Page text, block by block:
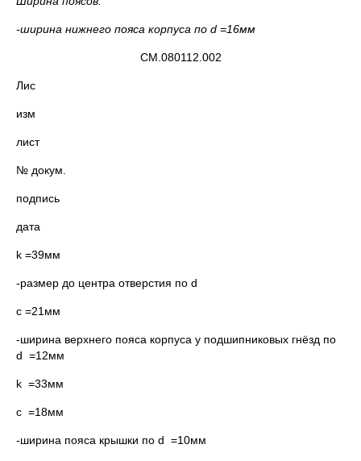
-ширина нижнего пояса корпуса по d =16мм
СМ.080112.002
Лис
изм
лист
№ докум.
подпись
дата
k =39мм
-размер до центра отверстия по d
c =21мм
-ширина верхнего пояса корпуса у подшипниковых гнёзд по
d =12мм
k =33мм
c =18мм
-ширина пояса крышки по d =10мм